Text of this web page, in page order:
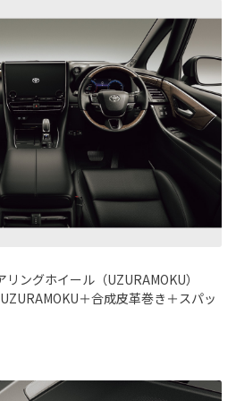
ングホイール（UZURAMOKU）
＋合成皮革巻き＋スパッ